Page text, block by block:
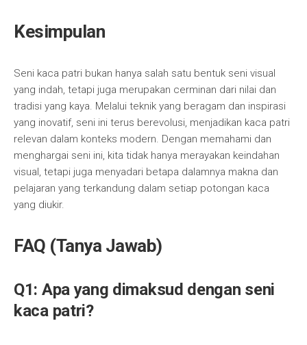
Kesimpulan
Seni kaca patri bukan hanya salah satu bentuk seni visual
yang indah, tetapi juga merupakan cerminan dari nilai dan
tradisi yang kaya. Melalui teknik yang beragam dan inspirasi
yang inovatif, seni ini terus berevolusi, menjadikan kaca patri
relevan dalam konteks modern. Dengan memahami dan
menghargai seni ini, kita tidak hanya merayakan keindahan
visual, tetapi juga menyadari betapa dalamnya makna dan
pelajaran yang terkandung dalam setiap potongan kaca
yang diukir.
FAQ (Tanya Jawab)
Q1: Apa yang dimaksud dengan seni
kaca patri?